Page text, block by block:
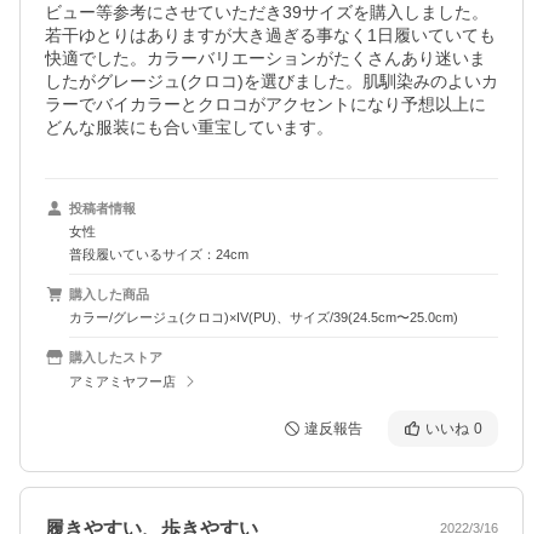
ビュー等参考にさせていただき39サイズを購入しました。
若干ゆとりはありますが大き過ぎる事なく1日履いていても
快適でした。カラーバリエーションがたくさんあり迷いま
したがグレージュ(クロコ)を選びました。肌馴染みのよいカ
ラーでバイカラーとクロコがアクセントになり予想以上に
どんな服装にも合い重宝しています。
投稿者情報
女性
普段履いているサイズ：24cm
購入した商品
カラー/グレージュ(クロコ)×IV(PU)、サイズ/39(24.5cm〜25.0cm)
購入したストア
アミアミヤフー店
違反報告 いいね 0
履きやすい、歩きやすい 2022/3/16